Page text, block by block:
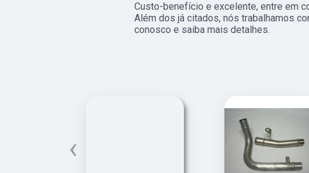
Custo-benefício e excelente, entre em
Além dos já citados, nós trabalhamos
conosco e saiba mais detalhes.
‹